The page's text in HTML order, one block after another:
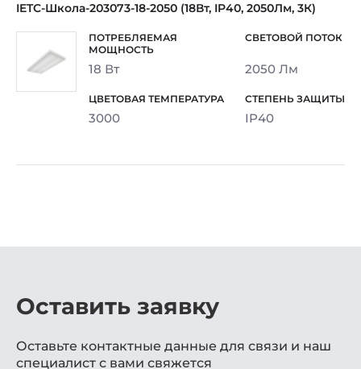
IETC-Школа-203073-18-2050 (18Вт, IP40, 2050Лм, 3К)
18 Вт 2050 Лм
3000 IP40
Оставить заявку
Оставьте контактные данные для связи и наш
специалист с вами свяжется